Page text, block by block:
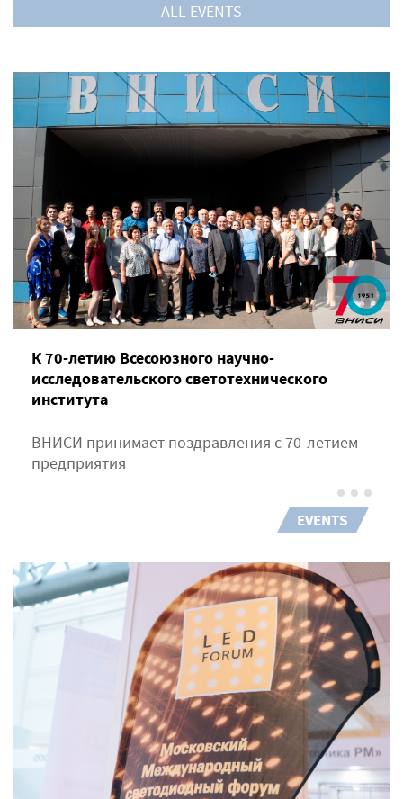
К 70-летию Всесоюзного научно-
исследовательского светотехнического
института
ВНИСИ принимает поздравления с 70-летием
предприятия
EVENTS
ALL EVENTS